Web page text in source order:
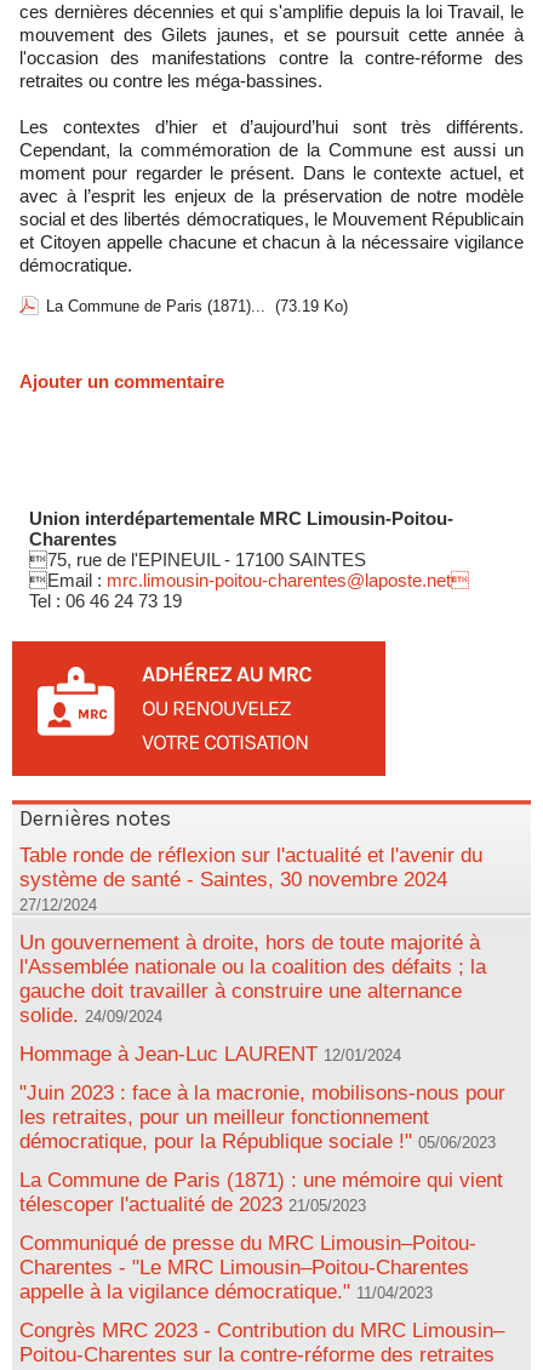
ces dernières décennies et qui s'amplifie depuis la loi Travail, le
mouvement des Gilets jaunes, et se poursuit cette année à
l'occasion des manifestations contre la contre-réforme des
retraites ou contre les méga-bassines.
Les contextes d’hier et d’aujourd’hui sont très différents.
Cependant, la commémoration de la Commune est aussi un
moment pour regarder le présent. Dans le contexte actuel, et
avec à l’esprit les enjeux de la préservation de notre modèle
social et des libertés démocratiques, le Mouvement Républicain
et Citoyen appelle chacune et chacun à la nécessaire vigilance
démocratique.
La Commune de Paris (1871)... (73.19 Ko)
Ajouter un commentaire
Union interdépartementale MRC Limousin-Poitou-
Charentes
75, rue de l'EPINEUIL - 17100 SAINTES
Email : mrc.limousin-poitou-charentes@laposte.net
Tel : 06 46 24 73 19
Dernières notes
Table ronde de réflexion sur l'actualité et l'avenir du
système de santé - Saintes, 30 novembre 2024
27/12/2024
Un gouvernement à droite, hors de toute majorité à
l'Assemblée nationale ou la coalition des défaits ; la
gauche doit travailler à construire une alternance
solide. 24/09/2024
Hommage à Jean-Luc LAURENT 12/01/2024
"Juin 2023 : face à la macronie, mobilisons-nous pour
les retraites, pour un meilleur fonctionnement
démocratique, pour la République sociale !" 05/06/2023
La Commune de Paris (1871) : une mémoire qui vient
télescoper l'actualité de 2023 21/05/2023
Communiqué de presse du MRC Limousin–Poitou-
Charentes - "Le MRC Limousin–Poitou-Charentes
appelle à la vigilance démocratique." 11/04/2023
Congrès MRC 2023 - Contribution du MRC Limousin–
Poitou-Charentes sur la contre-réforme des retraites